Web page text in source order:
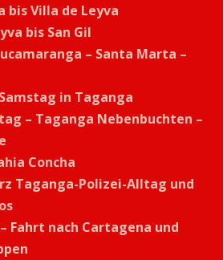
bis Villa de Leyva
bis San Gil
– Santa Marta –
in Taganga
– Taganga Nebenbuchten –
Concha
Taganga-Polizei-Alltag und
Fahrt nach Cartagena und